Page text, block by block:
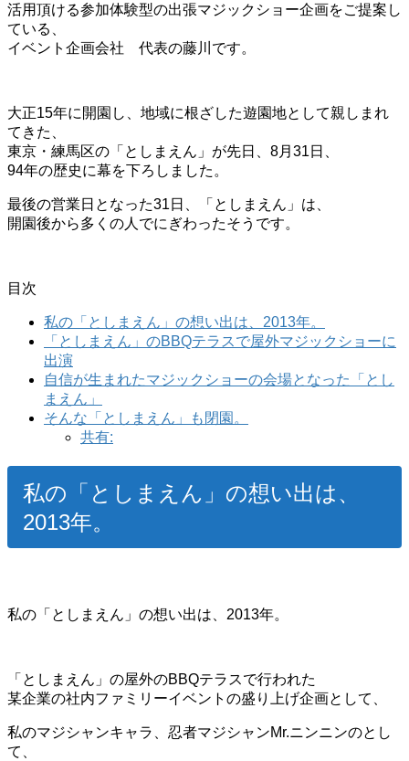
活用頂ける参加体験型の出張マジックショー企画をご提案し
ている、
イベント企画会社 代表の藤川です。
大正15年に開園し、地域に根ざした遊園地として親しまれ
てきた、
東京・練馬区の「としまえん」が先日、8月31日、
94年の歴史に幕を下ろしました。
最後の営業日となった31日、「としまえん」は、
開園後から多くの人でにぎわったそうです。
目次
私の「としまえん」の想い出は、2013年。
「としまえん」のBBQテラスで屋外マジックショーに
出演
自信が生まれたマジックショーの会場となった「とし
まえん」
そんな「としまえん」も閉園。
共有:
私の「としまえん」の想い出は、
2013年。
私の「としまえん」の想い出は、2013年。
「としまえん」の屋外のBBQテラスで行われた
某企業の社内ファミリーイベントの盛り上げ企画として、
私のマジシャンキャラ、忍者マジシャンMr.ニンニンのとし
て、